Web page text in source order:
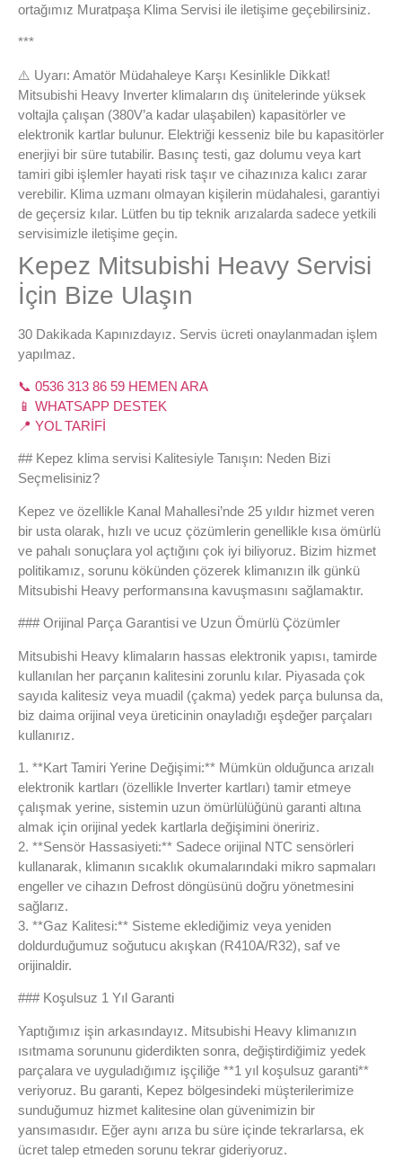
ortağımız Muratpaşa Klima Servisi ile iletişime geçebilirsiniz.
***
⚠️ Uyarı: Amatör Müdahaleye Karşı Kesinlikle Dikkat!
Mitsubishi Heavy Inverter klimaların dış ünitelerinde yüksek
voltajla çalışan (380V’a kadar ulaşabilen) kapasitörler ve
elektronik kartlar bulunur. Elektriği kesseniz bile bu kapasitörler
enerjiyi bir süre tutabilir. Basınç testi, gaz dolumu veya kart
tamiri gibi işlemler hayati risk taşır ve cihazınıza kalıcı zarar
verebilir. Klima uzmanı olmayan kişilerin müdahalesi, garantiyi
de geçersiz kılar. Lütfen bu tip teknik arızalarda sadece yetkili
servisimizle iletişime geçin.
Kepez Mitsubishi Heavy Servisi
İçin Bize Ulaşın
30 Dakikada Kapınızdayız. Servis ücreti onaylanmadan işlem
yapılmaz.
📞 0536 313 86 59 HEMEN ARA
📱 WHATSAPP DESTEK
📍 YOL TARİFİ
## Kepez klima servisi Kalitesiyle Tanışın: Neden Bizi
Seçmelisiniz?
Kepez ve özellikle Kanal Mahallesi’nde 25 yıldır hizmet veren
bir usta olarak, hızlı ve ucuz çözümlerin genellikle kısa ömürlü
ve pahalı sonuçlara yol açtığını çok iyi biliyoruz. Bizim hizmet
politikamız, sorunu kökünden çözerek klimanızın ilk günkü
Mitsubishi Heavy performansına kavuşmasını sağlamaktır.
### Orijinal Parça Garantisi ve Uzun Ömürlü Çözümler
Mitsubishi Heavy klimaların hassas elektronik yapısı, tamirde
kullanılan her parçanın kalitesini zorunlu kılar. Piyasada çok
sayıda kalitesiz veya muadil (çakma) yedek parça bulunsa da,
biz daima orijinal veya üreticinin onayladığı eşdeğer parçaları
kullanırız.
1. **Kart Tamiri Yerine Değişimi:** Mümkün olduğunca arızalı
elektronik kartları (özellikle Inverter kartları) tamir etmeye
çalışmak yerine, sistemin uzun ömürlülüğünü garanti altına
almak için orijinal yedek kartlarla değişimini öneririz.
2. **Sensör Hassasiyeti:** Sadece orijinal NTC sensörleri
kullanarak, klimanın sıcaklık okumalarındaki mikro sapmaları
engeller ve cihazın Defrost döngüsünü doğru yönetmesini
sağlarız.
3. **Gaz Kalitesi:** Sisteme eklediğimiz veya yeniden
doldurduğumuz soğutucu akışkan (R410A/R32), saf ve
orijinaldir.
### Koşulsuz 1 Yıl Garanti
Yaptığımız işin arkasındayız. Mitsubishi Heavy klimanızın
ısıtmama sorununu giderdikten sonra, değiştirdiğimiz yedek
parçalara ve uyguladığımız işçiliğe **1 yıl koşulsuz garanti**
veriyoruz. Bu garanti, Kepez bölgesindeki müşterilerimize
sunduğumuz hizmet kalitesine olan güvenimizin bir
yansımasıdır. Eğer aynı arıza bu süre içinde tekrarlarsa, ek
ücret talep etmeden sorunu tekrar gideriyoruz.